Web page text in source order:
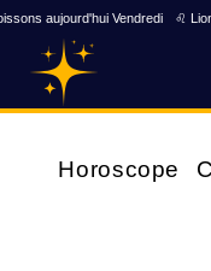
aujourd'hui Vendredi ♌
Horoscope